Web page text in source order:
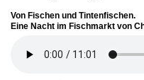
Von Fischen und Tintenfischen.
Eine Nacht im Fischmarkt von